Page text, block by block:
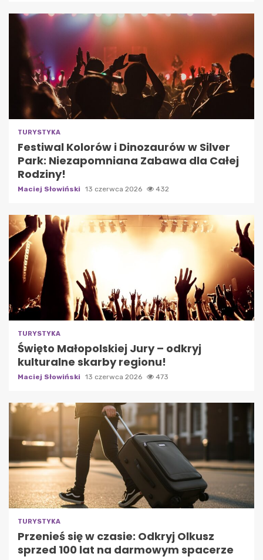
TURYSTYKA
Festiwal Kolorów i Dinozaurów w Silver
Park: Niezapomniana Zabawa dla Całej
Rodziny!
Maciej Słowiński 13 czerwca 2026 432
TURYSTYKA
Święto Małopolskiej Jury – odkryj
kulturalne skarby regionu!
Maciej Słowiński 13 czerwca 2026 473
TURYSTYKA
Przenieś się w czasie: Odkryj Olkusz
sprzed 100 lat na darmowym spacerze